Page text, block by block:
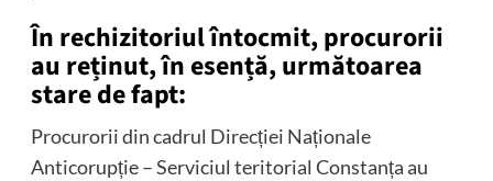
În rechizitoriul întocmit, procurorii
au reținut, în esență, următoarea
stare de fapt:
Procurorii din cadrul Direcției Naționale
Anticorupție – Serviciul teritorial Constanța au